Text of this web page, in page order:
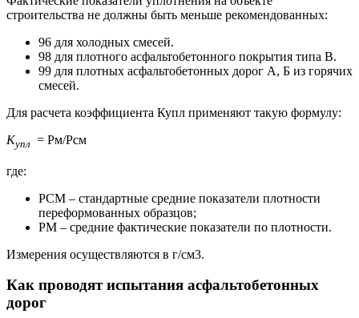
строительства не должны быть меньше рекомендованных:
96 для холодных смесей.
98 для плотного асфальтобетонного покрытия типа В.
99 для плотных асфальтобетонных дорог А, Б из горячих
смесей.
Для расчета коэффициента Купл применяют такую формулу:
Купл = Рм/Рсм
где:
РСМ – стандартные средние показатели плотности
переформованных образцов;
РМ – средние фактические показатели по плотности.
Измерения осуществляются в г/см3.
Как проводят испытания асфальтобетонных
дорог